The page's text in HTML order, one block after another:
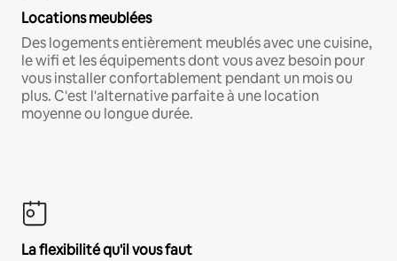
Locations meublées
Des logements entièrement meublés avec une cuisine,
le wifi et les équipements dont vous avez besoin pour
vous installer confortablement pendant un mois ou
plus. C'est l'alternative parfaite à une location
moyenne ou longue durée.
La flexibilité qu'il vous faut